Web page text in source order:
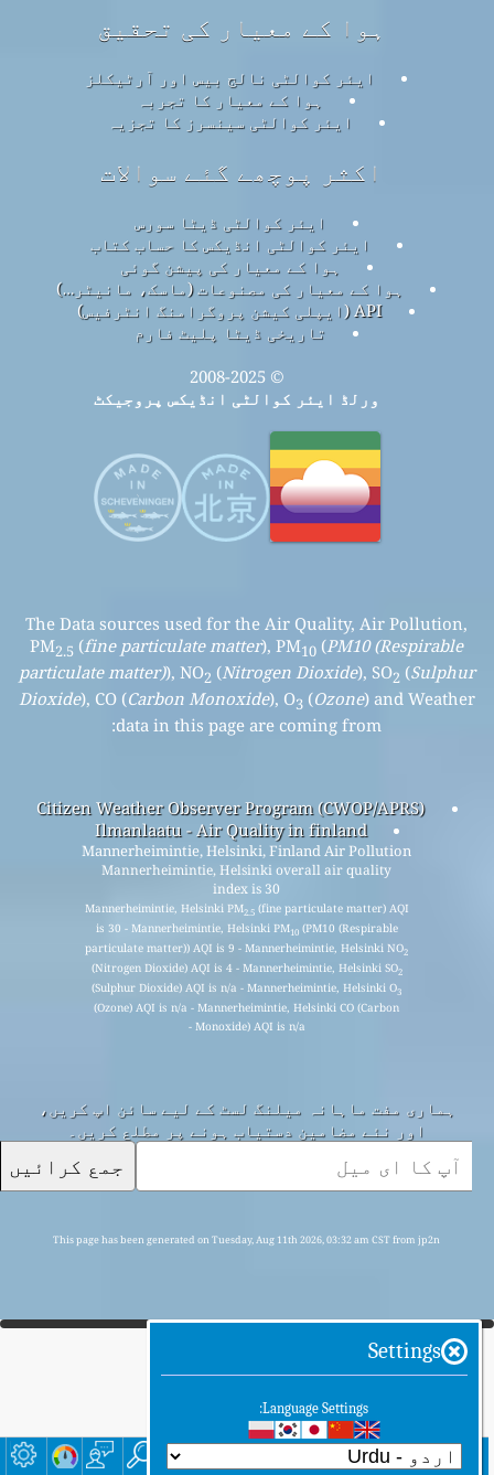
گھر یہاں
ہوا کے معیار کی تحقیق
ایئر کوالٹی نالج بیس اور آرٹیکلز
ہوا کے معیار کا تجربہ
ایئر کوالٹی سینسرز کا تجزیہ
اکثر پوچھے گئے سوالات
ایئر کوالٹی ڈیٹا سورس
ایئر کوالٹی انڈیکس کا حساب کتاب
ہوا کے معیار کی پیشن گوئی
ہوا کے معیار کی مصنوعات (ماسک، مانیٹر…)
API (ایپلی کیشن پروگرامنگ انٹرفیس)
تاریخی ڈیٹا پلیٹ فارم
© 2008-2025
ورلڈ ایئر کوالٹی انڈیکس پروجیکٹ
The Data sources used for the Air Quality, Air Pollution,
PM2.5(fine particulate matter), PM10(PM10 (Respirable
particulate matter)), NO2 (Nitrogen Dioxide), SO2 (Sulphur
Dioxide), CO (Carbon Monoxide), O3 (Ozone ) and Weather
data in this page are coming from:
Citizen Weather Observer Program (CWOP/APRS)
Ilmanlaatu - Air Quality in finland
Mannerheimintie, Helsinki, Finland Air Pollution
Mannerheimintie, Helsinki overall air quality
index is 30
Mannerheimintie, Helsinki PM2.5(fine particulate matter) AQI
is 30 - Mannerheimintie, Helsinki PM10(PM10 (Respirable
particulate matter)) AQI is 9 - Mannerheimintie, Helsinki NO
(Nitrogen Dioxide) AQI is 4 - Mannerheimintie, Helsinki SO
(Sulphur Dioxide) AQI is n/a - Mannerheimintie, Helsinki O
(Ozone) AQI is n/a - Mannerheimintie, Helsinki CO (Carbon
Monoxide) AQI is n/a -
ہماری مفت ماہانہ میلنگ لسٹ کے لیے سائن اپ کریں،
اور نئے مضامین دستیاب ہونے پر مطلع کریں۔
جمع کرائیں
This page has been generated on Tuesday, Aug 11th 2026, 03:32 am CST from jp2n
Settings
Language Settings: